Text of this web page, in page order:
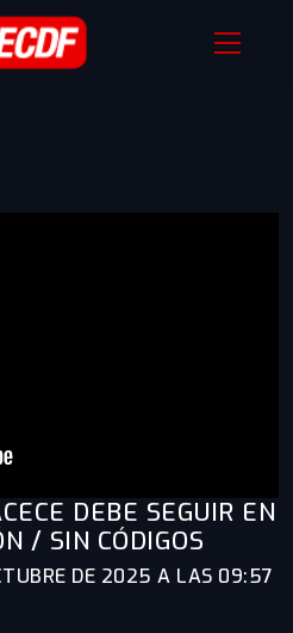
DEBE SEGUIR EN
/ SIN CÓDIGOS
DE 2025 A LAS 09:57